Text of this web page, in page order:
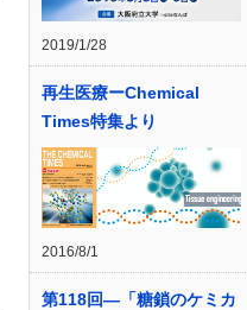
2019/1/28
再生医療ーChemical
Times特集より
2016/8/1
第118回―「糖鎖のケミカ